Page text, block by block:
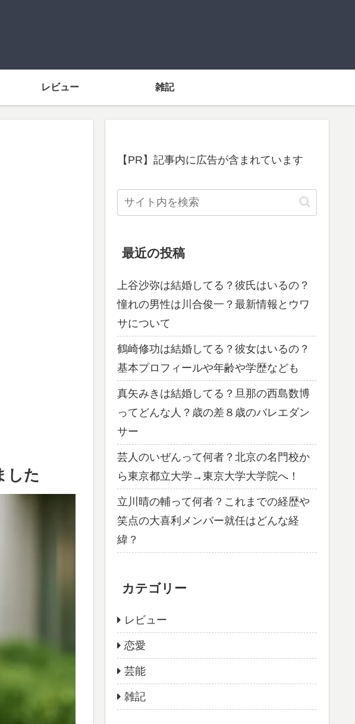
レビュー 雑記
した
【PR】記事内に広告が含まれています
最近の投稿
上谷沙弥は結婚してる？彼氏はいるの？
憧れの男性は川合俊一？最新情報とウワ
サについて
鶴崎修功は結婚してる？彼女はいるの？
基本プロフィールや年齢や学歴なども
真矢みきは結婚してる？旦那の西島数博
ってどんな人？歳の差８歳のバレエダン
サー
芸人のいぜんって何者？北京の名門校か
ら東京都立大学→東京大学大学院へ！
立川晴の輔って何者？これまでの経歴や
笑点の大喜利メンバー就任はどんな経
緯？
カテゴリー
レビュー
恋愛
芸能
雑記